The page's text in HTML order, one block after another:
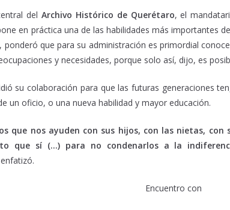
delArchivo Histórico de Querétaro, el
en práctica una de las habilidades más importantes
ponderó que para su administración es primordial
y necesidades, porque solo así, dijo, es
su colaboración para que las futuras generaciones
un oficio, o una nueva habilidad y mayor educación.
que nos ayuden con sus hijos, con las nietas, con
que sí (…) para no condenarlos a la